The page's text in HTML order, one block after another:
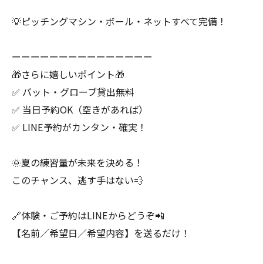
💡ピッチングマシン・ボール・ネットすべて完備！
ーーーーーーーーーーーーーーー
🎁さらに嬉しいポイント🎁
✅ バット・グローブ貸出無料
✅ 当日予約OK（空きがあれば）
✅ LINE予約がカンタン・確実！
🌞夏の練習量が未来を決める！
このチャンス、逃す手はない💨
🔗体験・ご予約はLINEからどうぞ📲
【名前／希望日／希望内容】を送るだけ！